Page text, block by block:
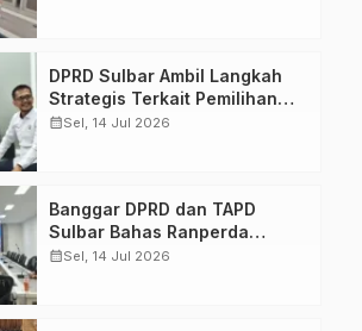
DPRD Sulbar Ambil Langkah
Strategis Terkait Pemilihan
Wakil Gubernur dan Persoalan
calendar_monthSel, 14 Jul 2026
Banggar DPRD dan TAPD
Sulbar Bahas Ranperda
Pertanggungjawaban
calendar_monthSel, 14 Jul 2026